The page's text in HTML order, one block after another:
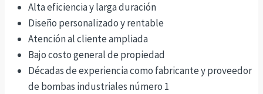
Alta eficiencia y larga duración
Diseño personalizado y rentable
Atención al cliente ampliada
Bajo costo general de propiedad
Décadas de experiencia como fabricante y proveedor
de bombas industriales número 1